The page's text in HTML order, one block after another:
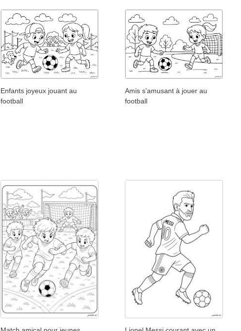
Enfants joyeux jouant au
football
Amis s'amusant à jouer au
football